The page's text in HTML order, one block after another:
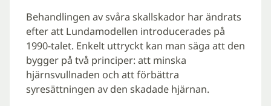
Behandlingen av svåra skallskador har ändrats
efter att Lundamodellen introducerades på
1990-talet. Enkelt uttryckt kan man säga att den
bygger på två principer: att minska
hjärnsvullnaden och att förbättra
syresättningen av den skadade hjärnan.